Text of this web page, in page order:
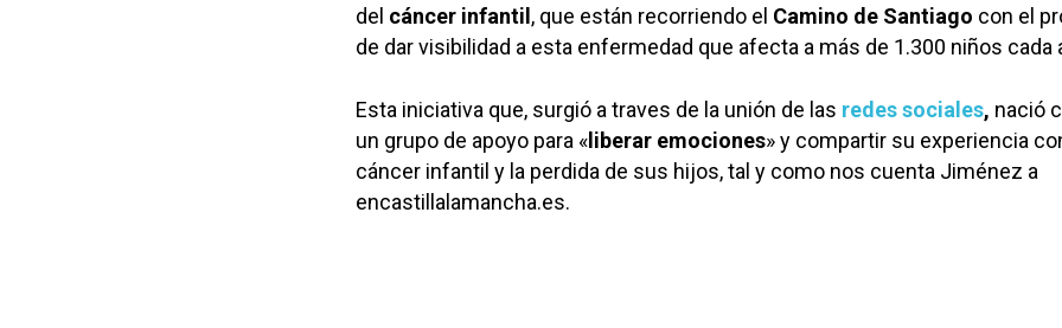
del cáncer infantil, que están recorriendo el Camino de Santiago con el
de dar visibilidad a esta enfermedad que afecta a más de 1.300 niños cada
Esta iniciativa que, surgió a traves de la unión de las redes sociales, nació
un grupo de apoyo para «liberar emociones» y compartir su experiencia
cáncer infantil y la perdida de sus hijos, tal y como nos cuenta Jiménez a
encastillalamancha.es.